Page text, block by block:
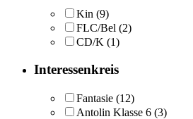
Kin (9)
FLC/Bel (2)
CD/K (1)
Interessenkreis
Fantasie (12)
Antolin Klasse 6 (3)